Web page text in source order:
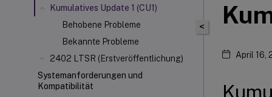
Kumulatives Update 1 (CU1)
Behobene Probleme
Bekannte Probleme
2402 LTSR (Erstveröffentlichung)
Systemanforderungen und
Kompatibilität
<
April 16,